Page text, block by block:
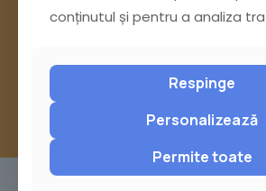
sau trimite o sesizare pe
conținutul și pentru a analiza
Respinge
Personalizează
Permite toate